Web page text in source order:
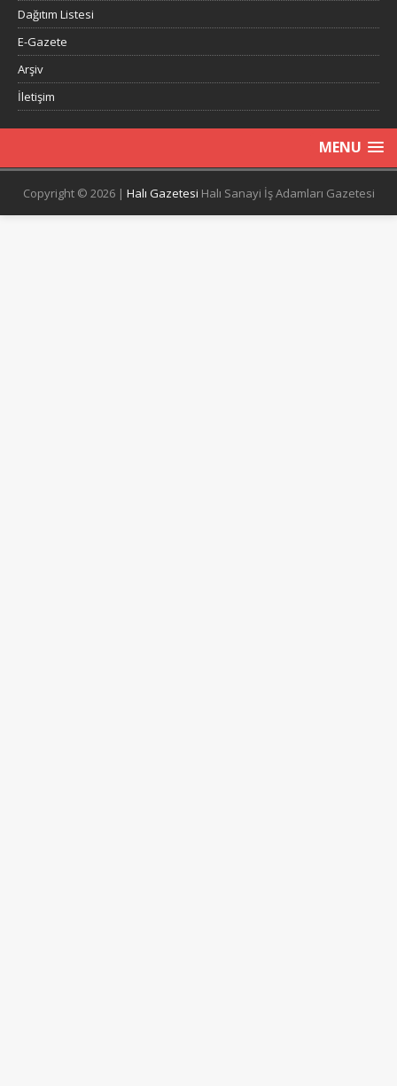
Dağıtım Listesi
E-Gazete
Arşiv
İletişim
MENU
Copyright © 2026 | Halı Gazetesi Halı Sanayi İş Adamları Gazetesi